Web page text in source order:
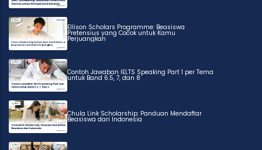
Ellison Scholars Programme: Beasiswa
Pretensius yang Cocok untuk Kamu
Perjuangkan
Contoh Jawaban IELTS Speaking Part 1 per Tema
untuk Band 6.5, 7, dan 8
Chula Link Scholarship: Panduan Mendaftar
Beasiswa dari Indonesia